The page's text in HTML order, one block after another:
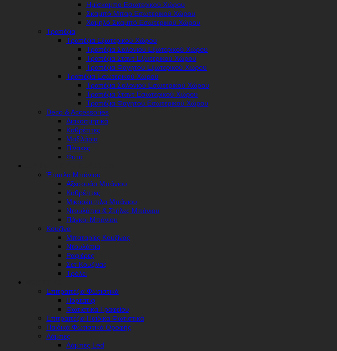
Ημίσκαμπο Εσωτερικού Χώρου
Σκαμπό Μπαρ Εσωτερικού Χώρου
Χαμηλό Σκαμπό Εσωτερικού Χώρου
Τραπέζια
Τραπέζια Εξωτερικού Χώρου
Τραπέζια Σαλονιού Εξωτερικού Χώρου
Τραπέζια Σταντ Εξωτερικού Χώρου
Τραπέζια Φαγητού Εξωτερικού Χώρου
Τραπέζια Εσωτερικού Χώρου
Τραπέζια Σαλονιού Εσωτερικού Χώρου
Τραπέζια Σταντ Εσωτερικού Χώρου
Τραπέζια Φαγητού Εσωτερικού Χώρου
Deco & Accessories
Διακοσμητικά
Καθρέπτες
Μαξιλάρια
Πίνακες
Φυτά
Έπιπλα Μπάνιου
Αξεσουάρ Μπάνιου
Καθρέπτες
Μικροέπιπλα Μπάνιου
Ντουλάπια & Στήλες Μπάνιου
Πάγκοι Μπάνιου
Κουζίνα
Μπαταρίες Κουζίνας
Ντουλάπια
Ραφιέρες
Σετ Κουζίνας
Τρόλει
Επιτραπέζια Φωτιστικά
Πορτατίφ
Φωτιστικά Γραφείου
Επιτραπέζια Παιδικά Φωτιστικά
Παιδικά Φωτιστικά Οροφής
Λάμπες
Λάμπες Led